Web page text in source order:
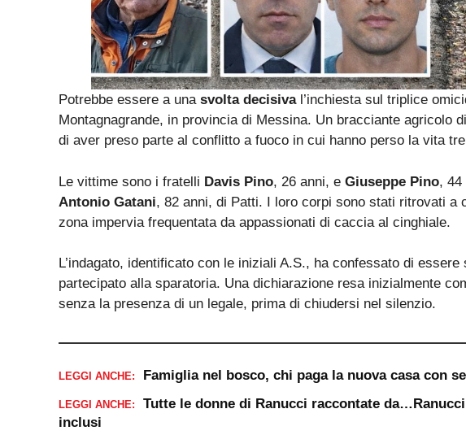
Potrebbe essere a una svolta decisival’inchiesta sul triplice
Montagnagrande, in provincia di Messina. Un bracciante agricolo
di aver preso parte al conflitto a fuoco in cui hanno perso la vita
Le vittime sono i fratelli Davis Pino, 26 anni, e Giuseppe Pino, 44
Antonio Gatani, 82 anni, di Patti. I loro corpi sono stati ritrovati a
zona impervia frequentata da appassionati di caccia al cinghiale.
L’indagato, identificato con le iniziali A.S., ha confessato di
partecipato alla sparatoria. Una dichiarazione resa inizialmente
senza la presenza di un legale, prima di chiudersi nel silenzio.
LEGGI ANCHE: Famiglia nel bosco, chi paga la nuova casa con
LEGGI ANCHE:
Tutte le donne di Ranucci raccontate
inclusi